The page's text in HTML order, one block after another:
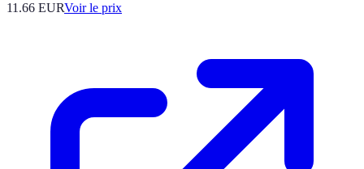
11.66 EURVoir le prix